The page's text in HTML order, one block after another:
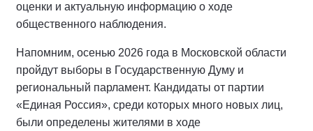
оценки и актуальную информацию о ходе
общественного наблюдения.
Напомним, осенью 2026 года в Московской области
пройдут выборы в Государственную Думу и
региональный парламент. Кандидаты от партии
«Единая Россия», среди которых много новых лиц,
были определены жителями в ходе